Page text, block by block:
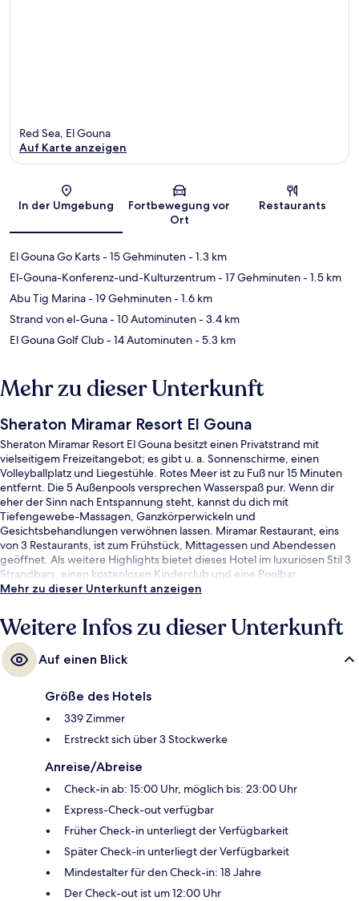
Karte
Red Sea, El Gouna
Auf Karte anzeigen
In der Umgebung
Fortbewegung vor
Ort
Restaurants
El Gouna Go Karts- 15 Gehminuten- 1.3 km
El-Gouna-Konferenz-und-Kulturzentrum- 17 Gehminuten- 1.5 km
Abu Tig Marina- 19 Gehminuten- 1.6 km
Strand von el-Guna- 10 Autominuten- 3.4 km
El Gouna Golf Club- 14 Autominuten- 5.3 km
Mehr zu dieser Unterkunft
Sheraton Miramar Resort El Gouna
Sheraton Miramar Resort El Gouna besitzt einen Privatstrand mit
vielseitigem Freizeitangebot; es gibt u. a. Sonnenschirme, einen
Volleyballplatz und Liegestühle. Rotes Meer ist zu Fuß nur 15 Minuten
entfernt. Die 5 Außenpools versprechen Wasserspaß pur. Wenn dir
eher der Sinn nach Entspannung steht, kannst du dich mit
Tiefengewebe-Massagen, Ganzkörperwickeln und
Gesichtsbehandlungen verwöhnen lassen. Miramar Restaurant, eins
von 3 Restaurants, ist zum Frühstück, Mittagessen und Abendessen
geöffnet. Als weitere Highlights bietet dieses Hotel im luxuriösen Stil 3
Strandbars, einen kostenlosen Kinderclub und eine Poolbar.
Mehr zu dieser Unterkunft anzeigen
Weitere Infos zu dieser Unterkunft
Auf einen Blick
Größe des Hotels
339 Zimmer
Erstreckt sich über 3 Stockwerke
Anreise/Abreise
Check-in ab: 15:00 Uhr, möglich bis: 23:00 Uhr
Express-Check-out verfügbar
Früher Check-in unterliegt der Verfügbarkeit
Später Check-in unterliegt der Verfügbarkeit
Mindestalter für den Check-in: 18 Jahre
Der Check-out ist um 12:00 Uhr